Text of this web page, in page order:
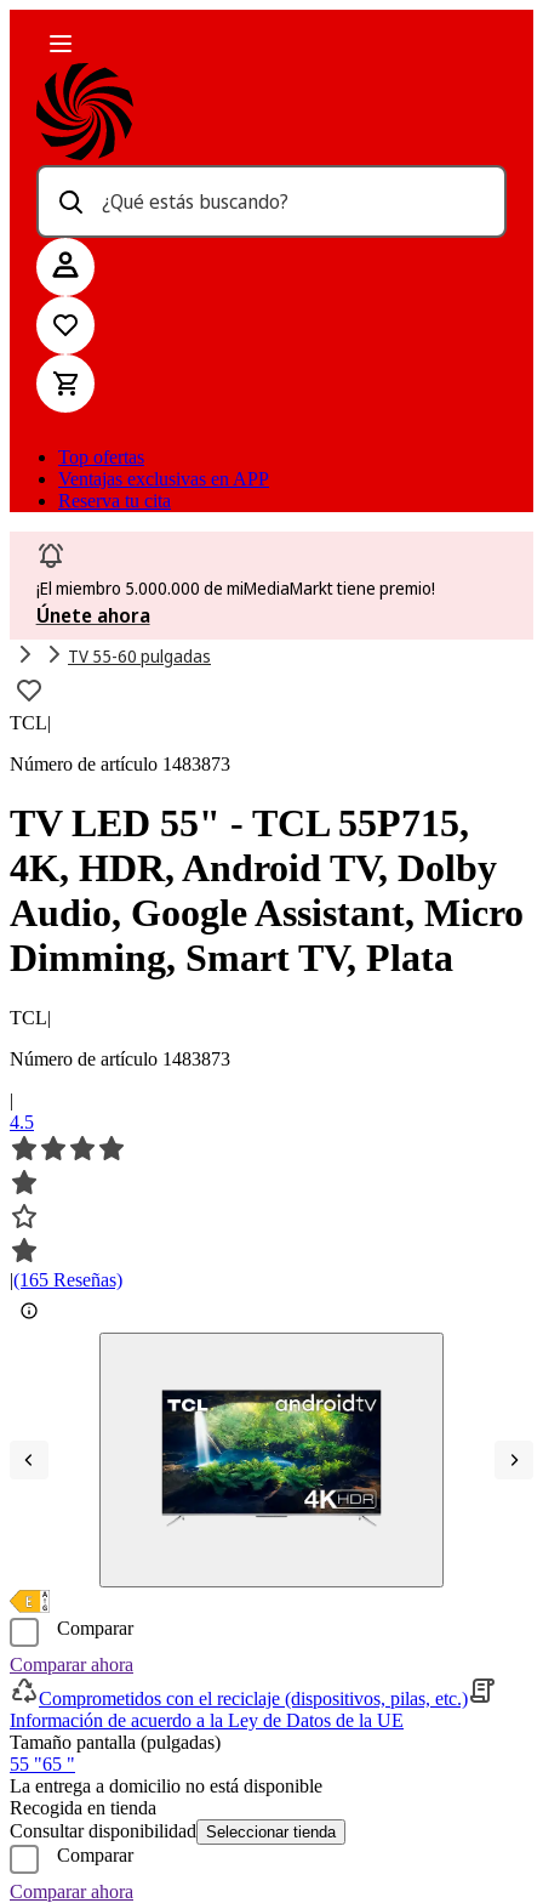
¿Qué estás buscando?
Top ofertas
Ventajas exclusivas en APP
Reserva tu cita
¡El miembro 5.000.000 de miMediaMarkt tiene premio!
Únete ahora
TV 55-60 pulgadas
TCL|
Número de artículo 1483873
TV LED 55" - TCL 55P715,
4K, HDR, Android TV, Dolby
Audio, Google Assistant, Micro
Dimming, Smart TV, Plata
TCL|
Número de artículo 1483873
|
4.5
|(165 Reseñas)
Comparar
Comparar ahora
Comprometidos con el reciclaje (dispositivos, pilas, etc.)
Información de acuerdo a la Ley de Datos de la UE
Tamaño pantalla (pulgadas)
55 "65 "
La entrega a domicilio no está disponible
Recogida en tienda
Consultar disponibilidad Seleccionar tienda
Comparar
Comparar ahora